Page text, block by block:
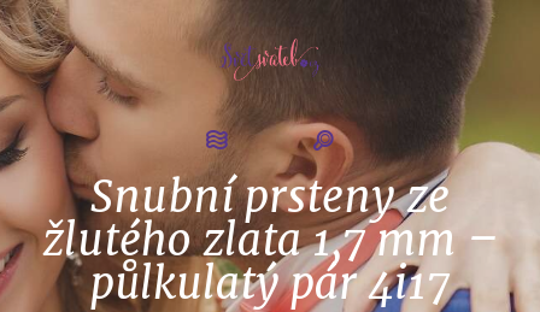
Snubní prsteny ze
žlutého zlata 1,7 mm –
půlkulatý pár 4i17